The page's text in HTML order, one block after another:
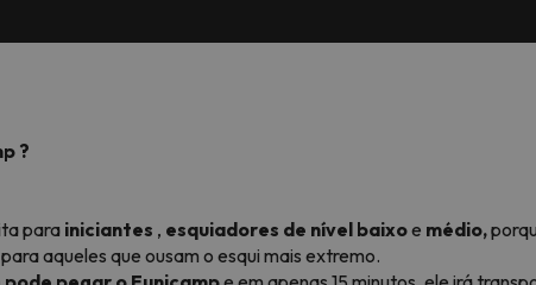
?
para iniciantes , esquiadores de nível baixoe médio,
para aqueles que ousam o esqui mais extremo.